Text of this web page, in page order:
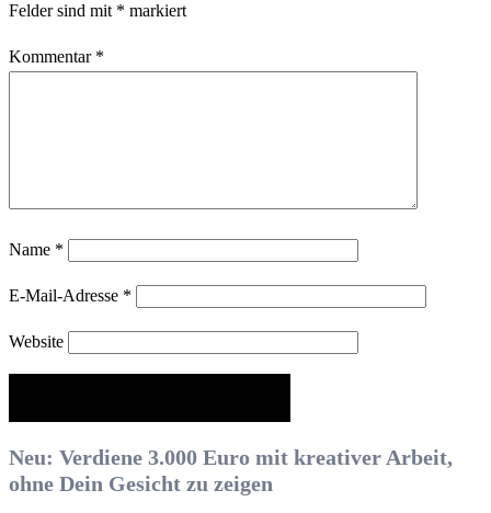
Felder sind mit * markiert
Kommentar *
Name *
E-Mail-Adresse *
Website
Neu: Verdiene 3.000 Euro mit kreativer Arbeit,
ohne Dein Gesicht zu zeigen